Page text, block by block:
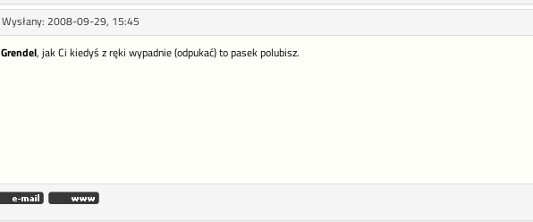
Wysłany: 2008-09-29, 15:45
Grendel, jak Ci kiedyś z ręki wypadnie (odpukać) to pasek polubisz.